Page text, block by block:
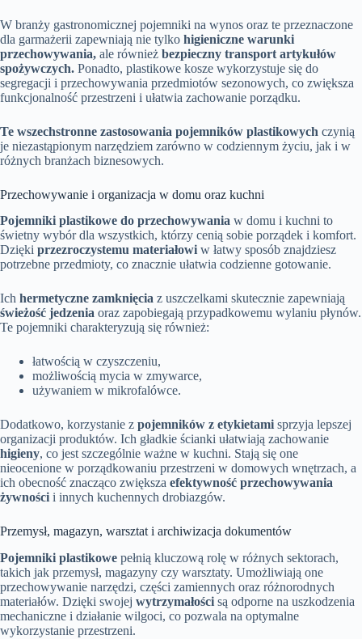
W branży gastronomicznej pojemniki na wynos oraz te przeznaczone
dla garmażerii zapewniają nie tylko higieniczne warunki
przechowywania, ale również bezpieczny transport artykułów
spożywczych. Ponadto, plastikowe kosze wykorzystuje się do
segregacji i przechowywania przedmiotów sezonowych, co zwiększa
funkcjonalność przestrzeni i ułatwia zachowanie porządku.
Te wszechstronne zastosowania pojemników plastikowych czynią
je niezastąpionym narzędziem zarówno w codziennym życiu, jak i w
różnych branżach biznesowych.
Przechowywanie i organizacja w domu oraz kuchni
Pojemniki plastikowe do przechowywania w domu i kuchni to
świetny wybór dla wszystkich, którzy cenią sobie porządek i komfort.
Dzięki przezroczystemu materiałowi w łatwy sposób znajdziesz
potrzebne przedmioty, co znacznie ułatwia codzienne gotowanie.
Ich hermetyczne zamknięcia z uszczelkami skutecznie zapewniają
świeżość jedzenia oraz zapobiegają przypadkowemu wylaniu płynów.
Te pojemniki charakteryzują się również:
łatwością w czyszczeniu,
możliwością mycia w zmywarce,
używaniem w mikrofalówce.
Dodatkowo, korzystanie z pojemników z etykietami sprzyja lepszej
organizacji produktów. Ich gładkie ścianki ułatwiają zachowanie
higieny, co jest szczególnie ważne w kuchni. Stają się one
nieocenione w porządkowaniu przestrzeni w domowych wnętrzach, a
ich obecność znacząco zwiększa efektywność przechowywania
żywności i innych kuchennych drobiazgów.
Przemysł, magazyn, warsztat i archiwizacja dokumentów
Pojemniki plastikowe pełnią kluczową rolę w różnych sektorach,
takich jak przemysł, magazyny czy warsztaty. Umożliwiają one
przechowywanie narzędzi, części zamiennych oraz różnorodnych
materiałów. Dzięki swojej wytrzymałości są odporne na uszkodzenia
mechaniczne i działanie wilgoci, co pozwala na optymalne
wykorzystanie przestrzeni.